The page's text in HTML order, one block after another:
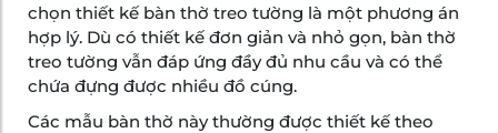
chọn thiết kế bàn thờ treo tường là một phương án
hợp lý. Dù có thiết kế đơn giản và nhỏ gọn, bàn thờ
treo tường vẫn đáp ứng đầy đủ nhu cầu và có thể
chứa đựng được nhiều đồ cúng.
Các mẫu bàn thờ này thường được thiết kế theo